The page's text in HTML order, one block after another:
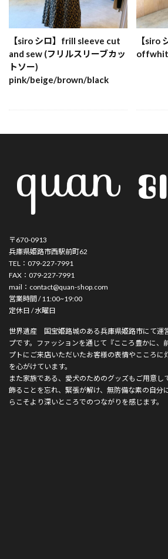
【siro シロ】frill sleeve cut
and sew (フリルスリーブカッ
トソー)
pink/beige/brown/black
【siro
〒670-0913
兵庫県姫路市西駅前町62
TEL：079-227-7991
FAX：079-227-7991
mail：contact@quan-shop.com
営業時間 / 11:00~19:00
定休日 / 水曜日
世界遺産 国宝姫路城のある兵庫県姫路市にて運
プです。ファッションを通じて『こころ豊かに、
プトにご来店いただいたお客様の表情やこころに
を心がけています。
また家族である、愛犬のためのグッズもご用意し
飾ることを忘れ、緊張が解け、無防備な素の自分
らこそより深いところでのつながりを感じます。